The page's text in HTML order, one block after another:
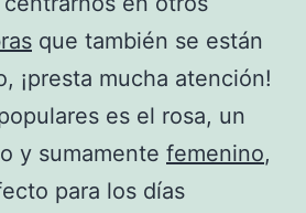
que también se están
¡presta mucha atención!
es el rosa, un
y sumamente femenino,
para los días